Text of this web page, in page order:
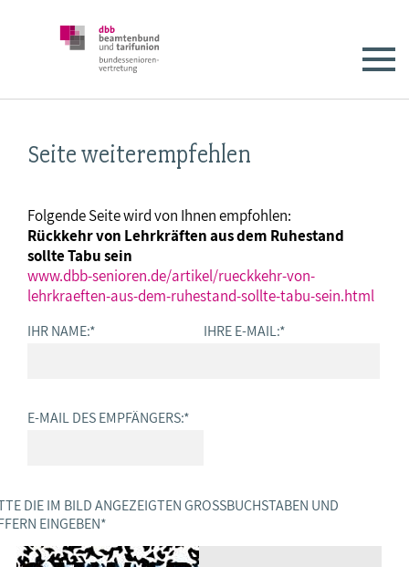
Seite weiterempfehlen
Folgende Seite wird von Ihnen empfohlen:
Rückkehr von Lehrkräften aus dem Ruhestand
sollte Tabu sein
www.dbb-senioren.de/artikel/rueckkehr-von-
lehrkraeften-aus-dem-ruhestand-sollte-tabu-sein.html
IHR NAME:* IHRE E-MAIL:*
E-MAIL DES EMPFÄNGERS:*
DIE IM BILD ANGEZEIGTEN GROSSBUCHSTABEN UND Z
EINGEBEN *